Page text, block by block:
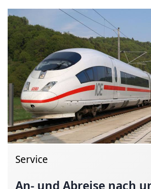
Service
An- und Abreise nach